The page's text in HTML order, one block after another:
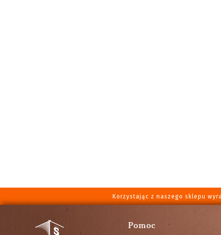
Korzystając z naszego sklepu
Pomoc